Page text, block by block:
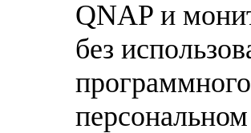
QNAP и
без